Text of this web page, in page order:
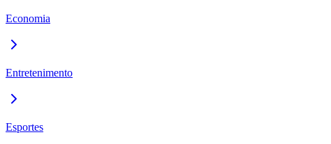
Economia
Entretenimento
Esportes